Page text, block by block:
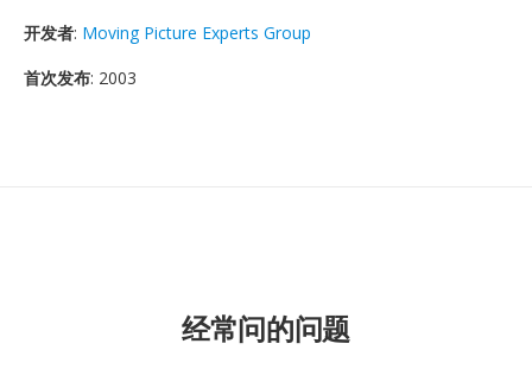
开发者: Moving Picture Experts Group
首次发布: 2003
经常问的问题